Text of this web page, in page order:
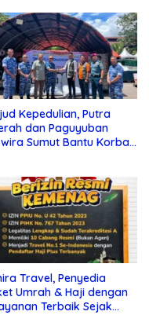
Kepedulian, Putra
dan Paguyuban
Sumut Bantu Korban
Travel, Penyedia
Umrah & Haji dengan
Terbaik Sejak